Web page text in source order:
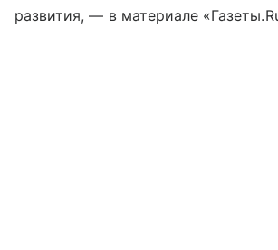
развития, — в материале